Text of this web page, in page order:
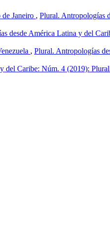
Janeiro , Plural. Antropologías
desde América Latina y del
, Plural. Antropologías
del Caribe: Núm. 4 (2019):